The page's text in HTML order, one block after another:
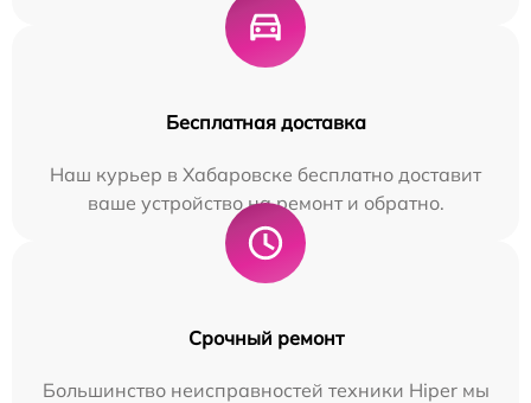
Бесплатная доставка
Наш курьер в Хабаровске бесплатно доставит
ваше устройство на ремонт и обратно.
Срочный ремонт
Большинство неисправностей техники Hiper мы